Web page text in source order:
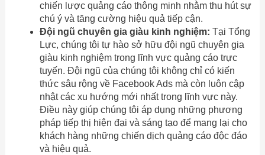
chiến lược quảng cáo thông minh nhằm thu hút sự
chú ý và tăng cường hiệu quả tiếp cận.
Đội ngũ chuyên gia giàu kinh nghiệm: Tại Tổng
Lực, chúng tôi tự hào sở hữu đội ngũ chuyên gia
giàu kinh nghiệm trong lĩnh vực quảng cáo trực
tuyến. Đội ngũ của chúng tôi không chỉ có kiến
thức sâu rộng về Facebook Ads mà còn luôn cập
nhật các xu hướng mới nhất trong lĩnh vực này.
Điều này giúp chúng tôi áp dụng những phương
pháp tiếp thị hiện đại và sáng tạo để mang lại cho
khách hàng những chiến dịch quảng cáo độc đáo
và hiệu quả.